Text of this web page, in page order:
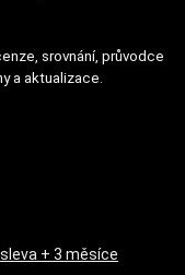
srovnání, průvodce
a aktualizace.
+ 3 měsíce